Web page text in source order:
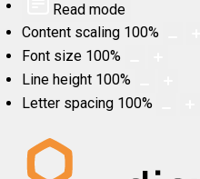
Read mode
Content scaling 100%
Font size 100%
Line height 100%
Letter spacing 100%